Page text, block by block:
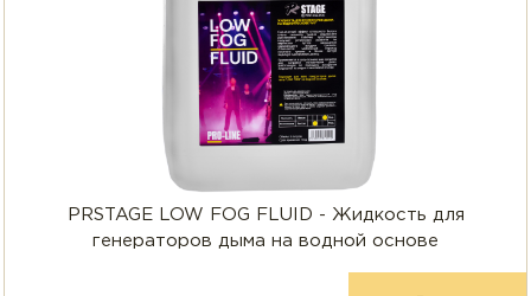
PRSTAGE LOW FOG FLUID - Жидкость для
генераторов дыма на водной основе